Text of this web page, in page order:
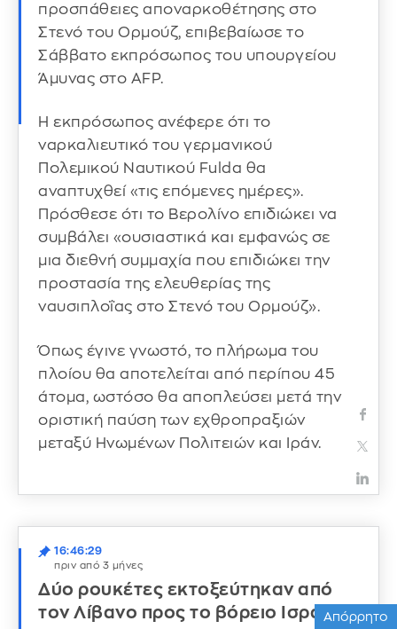
προσπάθειες αποναρκοθέτησης στο
Στενό του Ορμούζ, επιβεβαίωσε το
Σάββατο εκπρόσωπος του υπουργείου
Άμυνας στο AFP.
Η εκπρόσωπος ανέφερε ότι το
ναρκαλιευτικό του γερμανικού
Πολεμικού Ναυτικού Fulda θα
αναπτυχθεί «τις επόμενες ημέρες».
Πρόσθεσε ότι το Βερολίνο επιδιώκει να
συμβάλει «ουσιαστικά και εμφανώς σε
μια διεθνή συμμαχία που επιδιώκει την
προστασία της ελευθερίας της
ναυσιπλοΐας στο Στενό του Ορμούζ».
Όπως έγινε γνωστό, το πλήρωμα του
πλοίου θα αποτελείται από περίπου 45
άτομα, ωστόσο θα αποπλεύσει μετά την
οριστική παύση των εχθροπραξιών
μεταξύ Ηνωμένων Πολιτειών και Ιράν.
16:46:29
πριν από 3 μήνες
Δύο ρουκέτες εκτοξεύτηκαν από
τον Λίβανο προς το βόρειο ΙσραήλΑπόρρητο